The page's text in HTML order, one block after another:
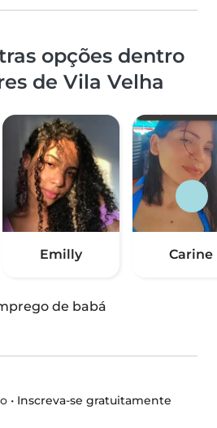
opções dentro
de Vila Velha
Emilly Carine
de babá
• Inscreva-se gratuitamente